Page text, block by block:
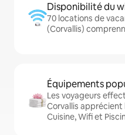
Disponibilité du
70 locations de
(Corvallis)
Équipements
Les voyageurs
Corvallis
Cuisine, Wifi et